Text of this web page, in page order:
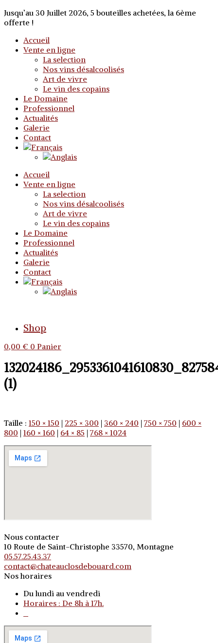
Jusqu’au 30 Juillet 2026, 5 bouteilles achetées, la 6ème
offerte !
Accueil
Vente en ligne
La selection
Nos vins désalcoolisés
Art de vivre
Le vin des copains
Le Domaine
Professionnel
Actualités
Galerie
Contact
Accueil
Vente en ligne
La selection
Nos vins désalcoolisés
Art de vivre
Le vin des copains
Le Domaine
Professionnel
Actualités
Galerie
Contact
Shop
0,00 € 0 Panier
(1)
Taille : 150 × 150 | 225 × 300 | 360 × 240 | 750 × 750 | 600 ×
800 | 160 × 160 | 64 × 85 | 768 × 1024
Nous contacter
10 Route de Saint-Christophe 33570, Montagne
05.57.25.43.37
contact@chateauclosdebouard.com
Nos horaires
Du lundi au vendredi
Horaires : De 8h à 17h.